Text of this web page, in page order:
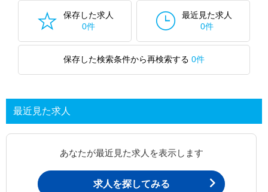
保存した求人
0件
最近見た求人
0件
保存した検索条件から再検索する 0件
最近見た求人
あなたが最近見た求人を表示します
求人を探してみる